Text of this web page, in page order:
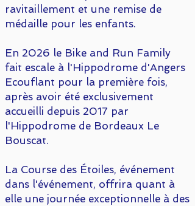
ravitaillement et une remise de
médaille pour les enfants.
En 2026 le Bike and Run Family
fait escale à l'Hippodrome d'Angers
Ecouflant pour la première fois,
après avoir été exclusivement
accueilli depuis 2017 par
l'Hippodrome de Bordeaux Le
Bouscat.
La Course des Étoiles, événement
dans l'événement, offrira quant à
elle une journée exceptionnelle à des